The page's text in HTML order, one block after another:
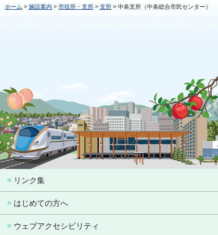
ホーム > 施設案内 > 市役所・支所 > 支所 > 中条支所（中条総合市民センター）
リンク集
はじめての方へ
ウェブアクセシビリティ